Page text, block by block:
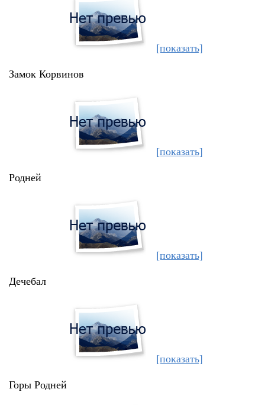
[показать]
Замок Корвинов
[показать]
Родней
[показать]
Дечебал
[показать]
Горы Родней